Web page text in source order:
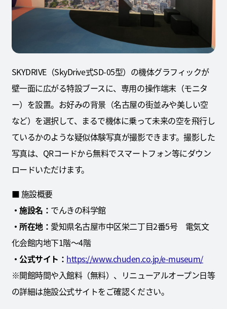
SKYDRIVE（SkyDrive式SD-05型）の機体グラフィックが
壁一面に広がる特設ブースに、専用の操作端末（モニタ
ー）を設置。お好みの背景（名古屋の街並みや美しい空
など）を選択して、まるで機体に乗って未来の空を飛行し
ているかのような疑似体験写真が撮影できます。撮影した
写真は、QRコードから無料でスマートフォン等にダウン
ロードいただけます。
■ 施設概要
・施設名： でんきの科学館
・所在地： 愛知県名古屋市中区栄二丁目2番5号 電気文
化会館内地下1階～4階
・公式サイト： https://www.chuden.co.jp/e-museum/
※開館時間や入館料（無料）、リニューアルオープン日等
の詳細は施設公式サイトをご確認ください。